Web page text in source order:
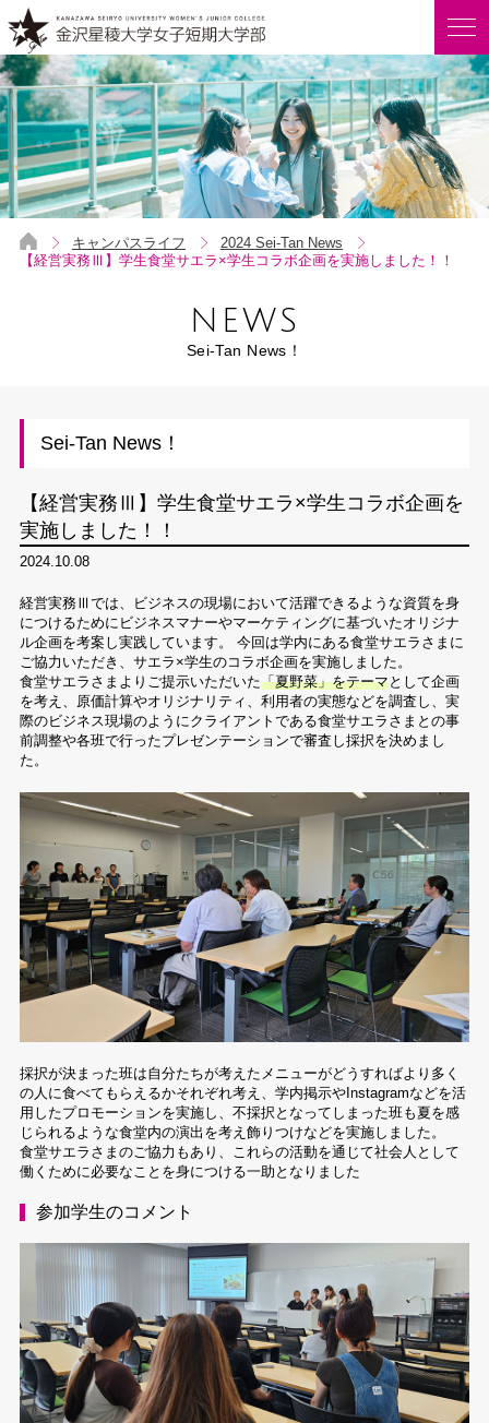
キャンパスライフ
2024 Sei-Tan News
【経営実務Ⅲ】学生食堂サエラ×学生コラボ企画を実施しました！！
NEWS
Sei-Tan News！
Sei-Tan News！
【経営実務Ⅲ】学生食堂サエラ×学生コラボ企画を
実施しました！！
2024.10.08
経営実務Ⅲでは、ビジネスの現場において活躍できるような資質を身
につけるためにビジネスマナーやマーケティングに基づいたオリジナ
ル企画を考案し実践しています。 今回は学内にある食堂サエラさまに
ご協力いただき、サエラ×学生のコラボ企画を実施しました。
食堂サエラさまよりご提示いただいた「夏野菜」をテーマとして企画
を考え、原価計算やオリジナリティ、利用者の実態などを調査し、実
際のビジネス現場のようにクライアントである食堂サエラさまとの事
前調整や各班で行ったプレゼンテーションで審査し採択を決めまし
た。
採択が決まった班は自分たちが考えたメニューがどうすればより多く
の人に食べてもらえるかそれぞれ考え、学内掲示やInstagramなどを活
用したプロモーションを実施し、不採択となってしまった班も夏を感
じられるような食堂内の演出を考え飾りつけなどを実施しました。
食堂サエラさまのご協力もあり、これらの活動を通じて社会人として
働くために必要なことを身につける一助となりました
参加学生のコメント